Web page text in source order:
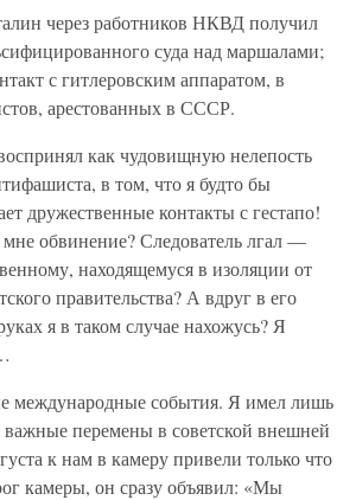
через работников НКВД получил
суда над маршалами;
с гитлеровским аппаратом, в
арестованных в СССР.
как чудовищную нелепость
в том, что я будто бы
дружественные контакты с гестапо!
обвинение? Следователь лгал —
находящемуся в изоляции от
правительства? А вдруг в его
я в таком случае нахожусь? Я
международные события. Я имел лишь
перемены в советской внешней
к нам в камеру привели только что
камеры, он сразу объявил: «Мы